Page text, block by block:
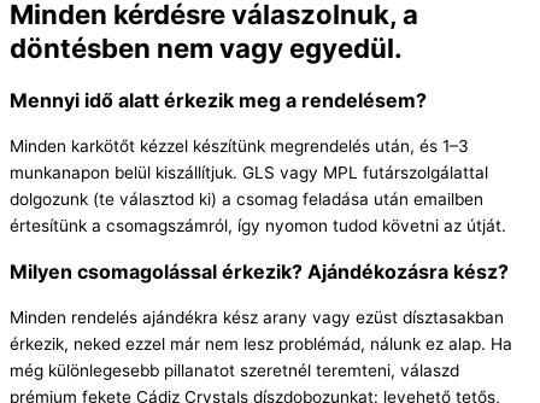
Minden kérdésre válaszolnuk, a
döntésben nem vagy egyedül.
Mennyi idő alatt érkezik meg a rendelésem?
Minden karkötőt kézzel készítünk megrendelés után, és 1–3
munkanapon belül kiszállítjuk. GLS vagy MPL futárszolgálattal
dolgozunk (te választod ki) a csomag feladása után emailben
értesítünk a csomagszámról, így nyomon tudod követni az útját.
Milyen csomagolással érkezik? Ajándékozásra kész?
Minden rendelés ajándékra kész arany vagy ezüst dísztasakban
érkezik, neked ezzel már nem lesz problémád, nálunk ez alap. Ha
még különlegesebb pillanatot szeretnél teremteni, válaszd
prémium fekete Cádiz Crystals díszdobozunkat: levehető tetős,